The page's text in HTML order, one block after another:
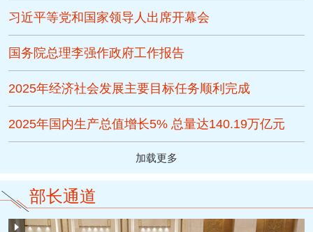
习近平等党和国家领导人出席开幕会
国务院总理李强作政府工作报告
2025年经济社会发展主要目标任务顺利完成
2025年国内生产总值增长5% 总量达140.19万亿元
加载更多
部长通道